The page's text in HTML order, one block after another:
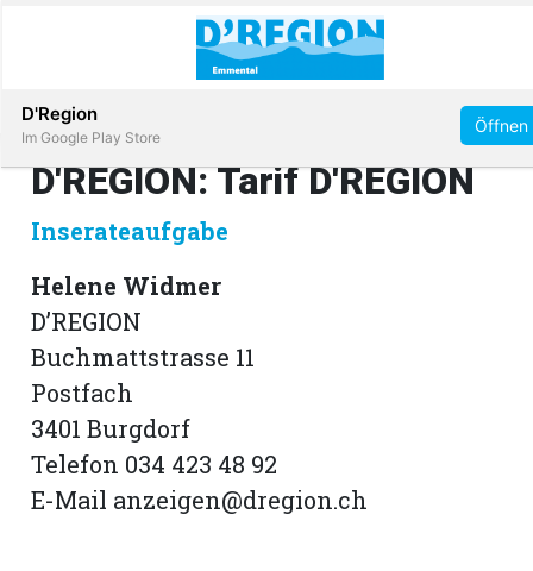
Immobilien
E-
Paper
Abonnieren
D'REGION: Tarif D'REGION
Inserateaufgabe
Helene Widmer
D’REGION
Buchmattstrasse 11
Postfach
3401 Burgdorf
Telefon 034 423 48 92
E-Mail anzeigen@dregion.ch
D'Region
Im Google Play Store
Öffnen